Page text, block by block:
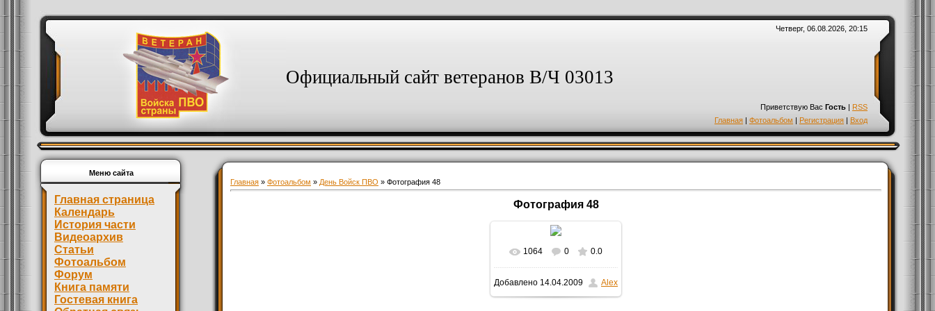
Четверг, 06.08.2026, 20:15
Официальный сайт ветеранов В/Ч 03013
Приветствую Вас Гость | RSS
Главная | Фотоальбом | Регистрация | Вход
Меню сайта
Главная страница
Календарь
История части
Видеоархив
Статьи
Фотоальбом
Форум
Книга памяти
Гостевая книга
Главная » Фотоальбом » День Войск ПВО » Фотография 48
Фотография 48
В реальном размере
3072x2304 / 176.6Kb
1064 0 0.0
Добавлено 14.04.2009 Alex